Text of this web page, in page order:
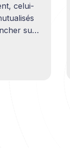
celui-
sur